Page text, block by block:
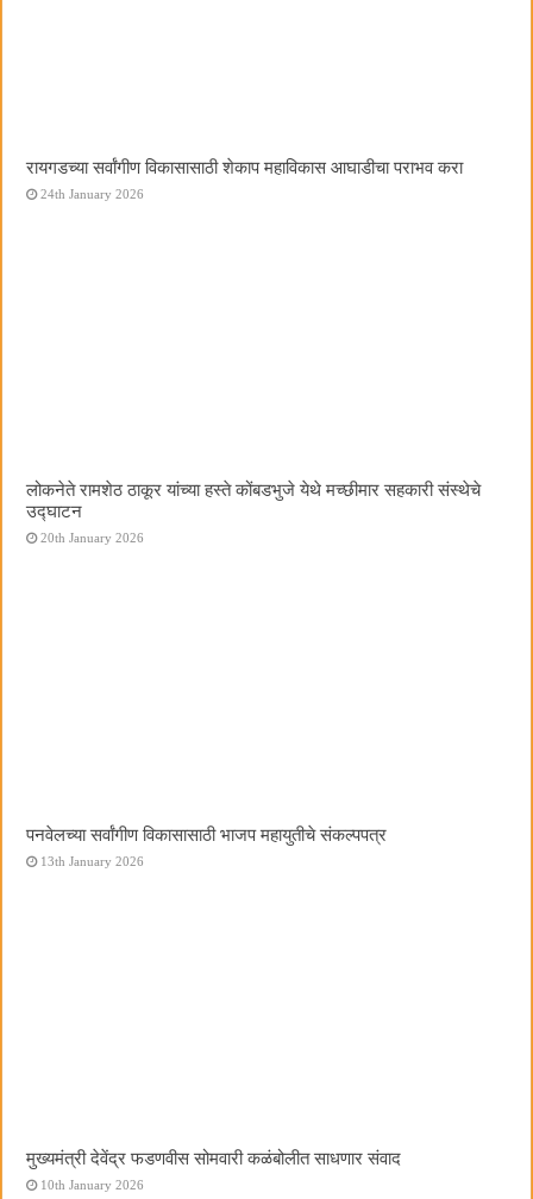
रायगडच्या सर्वांगीण विकासासाठी शेकाप महाविकास आघाडीचा पराभव करा
24th January 2026
लोकनेते रामशेठ ठाकूर यांच्या हस्ते कोंबडभुजे येथे मच्छीमार सहकारी संस्थेचे
उद्घाटन
20th January 2026
पनवेलच्या सर्वांगीण विकासासाठी भाजप महायुतीचे संकल्पपत्र
13th January 2026
मुख्यमंत्री देवेंद्र फडणवीस सोमवारी कळंबोलीत साधणार संवाद
10th January 2026